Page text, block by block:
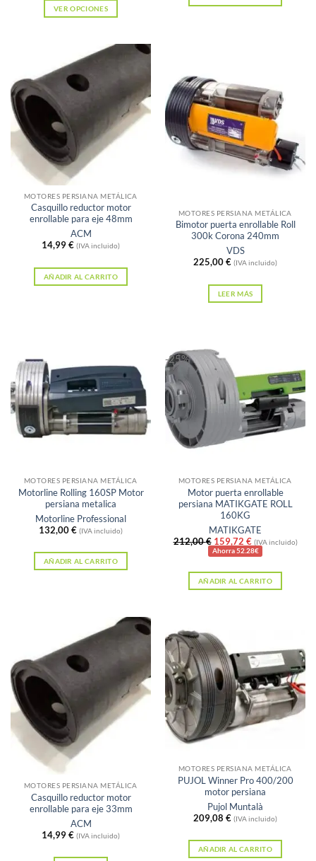
VER OPCIONES
producto
tiene
múltiples
variantes.
opciones
se
pueden
en
la
página
de
MOTORES PERSIANA METÁLICA
Casquillo reductor motor
enrollable para eje 48mm
ACM
14,99€ (IVA incluido)
AÑADIR AL CARRITO
MOTORES PERSIANA METÁLICA
Bimotor puerta enrollable Roll
300k Corona 240mm
VDS
225,00€ (IVA incluido)
LEER MÁS
MOTORES PERSIANA METÁLICA
Motorline Rolling 160SP Motor
persiana metalica
Motorline Professional
132,00€ (IVA incluido)
AÑADIR AL CARRITO
-25%
MOTORES PERSIANA METÁLICA
Motor puerta enrollable
persiana MATIKGATE ROLL
160KG
MATIKGATE
212,00€ El
precio
era:
212,00 €.
159,72 €El
precio
es:
159,72 €.
(IVA incluido)
Ahorra 52.28€
AÑADIR AL CARRITO
Sin existencias
MOTORES PERSIANA METÁLICA
Casquillo reductor motor
enrollable para eje 33mm
ACM
14,99€ (IVA incluido)
MOTORES PERSIANA METÁLICA
PUJOL Winner Pro 400/200
motor persiana
Pujol Muntalà
209,08 € (IVA incluido)
AÑADIR AL CARRITO